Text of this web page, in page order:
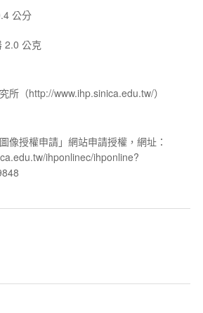
公分
2.0 公克
所（http://www.ihp.sinica.edu.tw/）
像授權申請」網站申請授權，網址：
ihponlinec/ihponline?